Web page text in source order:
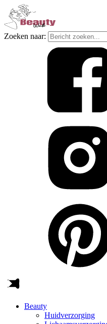
Zoeken naar:
Beauty
Huidverzorging